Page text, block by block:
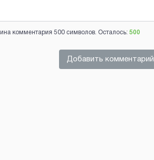
комментария 500 символов. Осталось: 500
Добавить комментарий